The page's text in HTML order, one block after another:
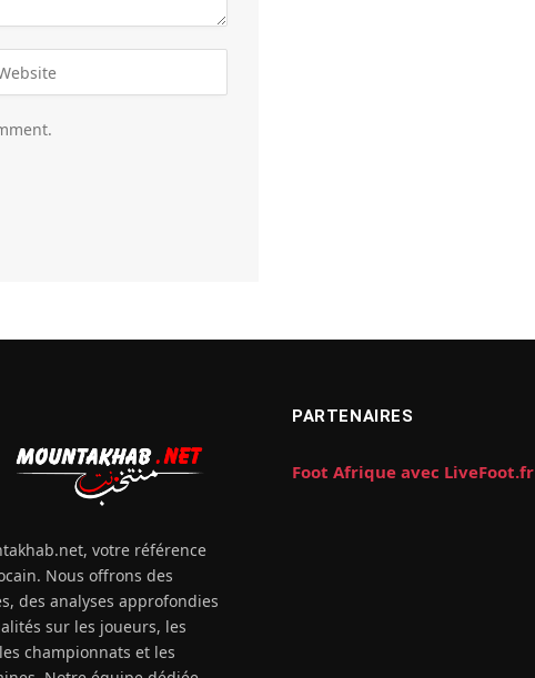
votre référence
Nous offrons des
des analyses approfondies
sur les joueurs, les
championnats et les
PARTENAIRES
Foot Afrique avec LiveFoot.fr